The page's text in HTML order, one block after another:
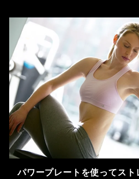
パワープレートを使ってスト